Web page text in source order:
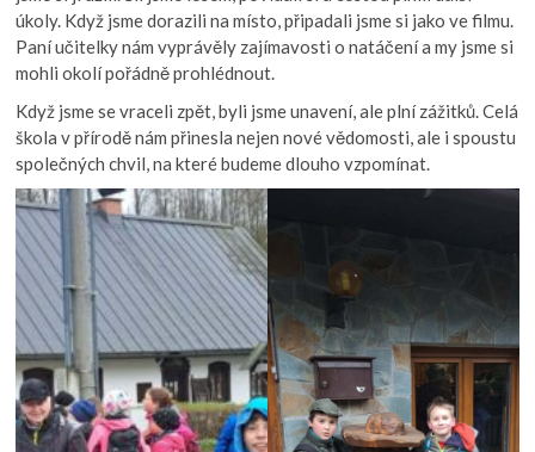
úkoly. Když jsme dorazili na místo, připadali jsme si jako ve filmu.
Paní učitelky nám vyprávěly zajímavosti o natáčení a my jsme si
mohli okolí pořádně prohlédnout.
Když jsme se vraceli zpět, byli jsme unavení, ale plní zážitků. Celá
škola v přírodě nám přinesla nejen nové vědomosti, ale i spoustu
společných chvil, na které budeme dlouho vzpomínat.